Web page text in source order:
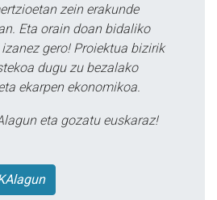
zein erakunde
Eta orain doan bidaliko
gero! Proiektua bizirik
dugu zu bezalako
ekarpen ekonomikoa.
eta gozatu euskaraz!